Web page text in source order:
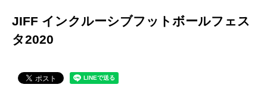
JIFF インクルーシブフットボールフェス
タ2020